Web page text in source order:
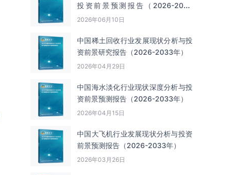
投资前景预测报告（2026-2033
年）
2026年06月10日
中国‌‌稀土回收‌‌行业发展现状分析与投
资前景研究报告（2026-2033年）
2026年04月29日
中国海水淡化行业现状深度分析与投
资前景预测报告（2026-2033年）
2026年04月15日
中国大飞机行业发展现状分析与投资
前景预测报告（2026-2033年）
2026年03月26日